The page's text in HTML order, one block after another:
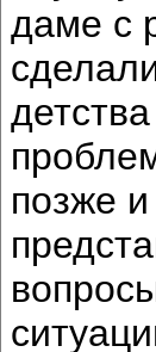
даме с
позже